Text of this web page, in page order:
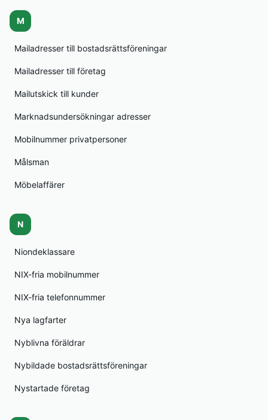
M
Mailadresser till bostadsrättsföreningar
Mailadresser till företag
Mailutskick till kunder
Marknadsundersökningar adresser
Mobilnummer privatpersoner
Målsman
Möbelaffärer
N
Niondeklassare
NIX-fria mobilnummer
NIX-fria telefonnummer
Nya lagfarter
Nyblivna föräldrar
Nybildade bostadsrättsföreningar
Nystartade företag